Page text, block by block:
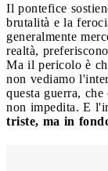
Il pontefice
brutalità e la
generalmente
realtà,
Ma il pericolo è
non vediamo
questa guerra,
non impedita. E
triste, ma in